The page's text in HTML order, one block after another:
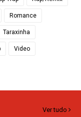
Romance
Taraxinha
Video
Ver tudo